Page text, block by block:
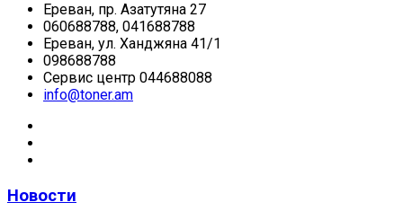
Ереван, пр. Азатутяна 27
060688788, 041688788
Ереван, ул. Ханджяна 41/1
098688788
Сервис центр 044688088
info@toner.am
Новости